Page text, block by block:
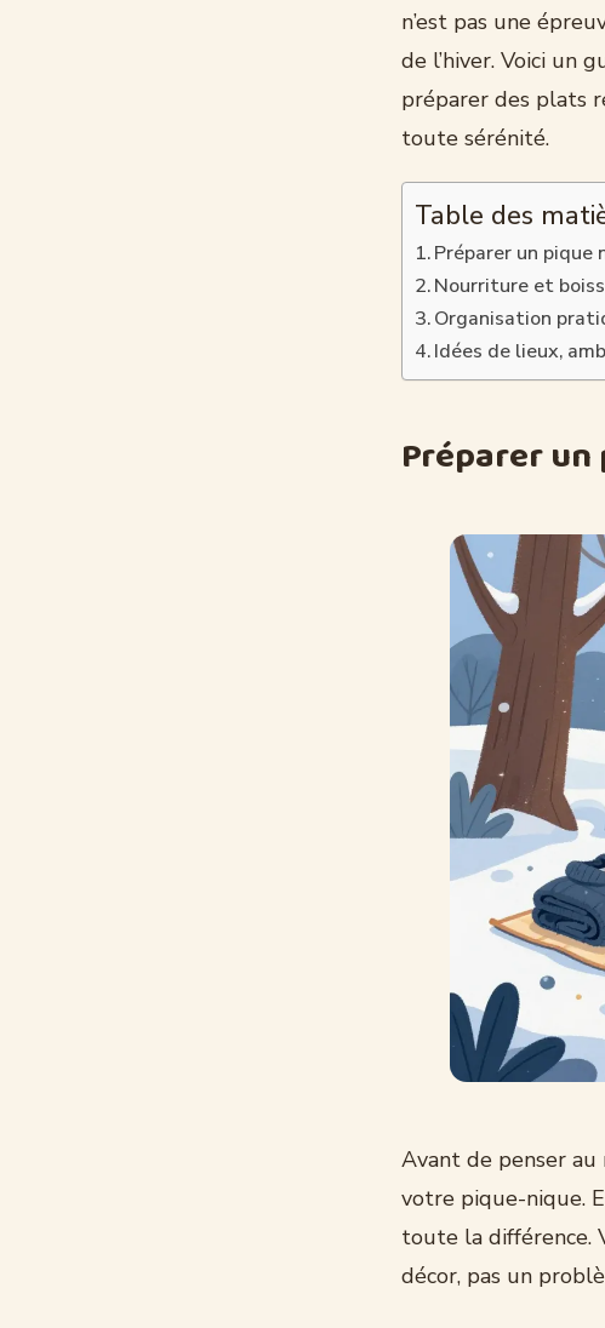
n’est pas une
de l’hiver. Voici un
préparer des plats
toute sérénité.
Table des
Préparer un pique
Nourriture et
Organisation
Idées de lieux,
Préparer
Avant de penser
votre pique-nique.
toute la différence.
décor, pas un